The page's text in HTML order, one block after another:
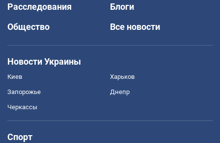
Расследования
Блоги
Общество
Все новости
Новости Украины
Киев Харьков
Запорожье Днепр
Черкассы
Спорт